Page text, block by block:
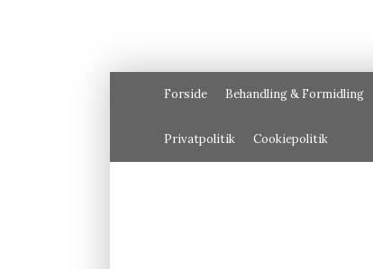
Forside Behandling & Formidling
Privatpolitik Cookiepolitik